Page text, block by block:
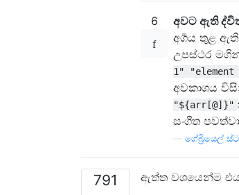
6 අවට ඇති
අර්‍ගය තුළ
උපස්ථර
1"
අවකාශය
"${arr[@]}"
සංගීත
ගේබ්‍රියෙල්
791 ඇත්ත වශයෙන්ම